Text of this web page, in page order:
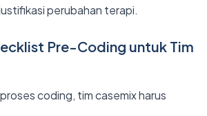
perubahan terapi.
Pre-Coding untuk Tim
coding, tim casemix harus